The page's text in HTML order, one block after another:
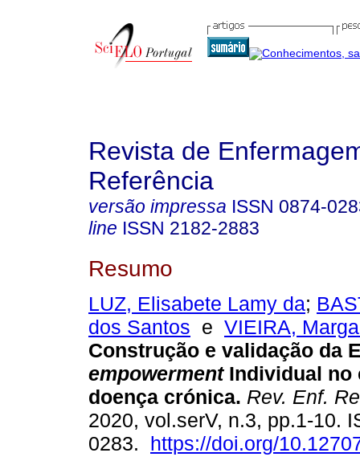
Revista de
Referência
versão impressa ISSN 0874-
line ISSN 2182-2883
Resumo
LUZ, Elisabete Lamy da;
dos Santos e VIEIRA,
Construção e validação da
empowermentIndividual no
doença crónica. Rev. Enf.
2020, vol.serV, n.3, pp.1-10.
0283. https://doi.org/